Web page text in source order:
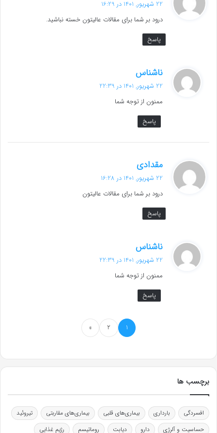
:
22 شهریور, 1401 در 16:29
درود بر شما برای مقالات عالیتون خسته نباشید.
پاسخ
ناشناس
:
22 شهریور, 1401 در 22:39
ممنون از توجه شما
پاسخ
مقدادی
:
22 شهریور, 1401 در 16:28
درود بر شما برای مقالات عالیتون
پاسخ
ناشناس
:
22 شهریور, 1401 در 22:39
ممنون از توجه شما
پاسخ
1
2
»
برچسب ها
افسردگی بارداری بیماری‌های قلبی بیماری‌های مقاربتی
تیروئید
حساسیت و آلرژی
دارو دیابت روماتیسم رژیم غذایی